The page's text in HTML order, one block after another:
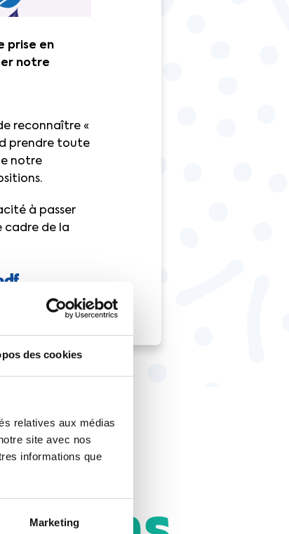
des cookies
relatives aux médias
site avec nos
informations que
Marketing
prise en
notre
reconnaître «
prendre toute
notre
à passer
cadre de la